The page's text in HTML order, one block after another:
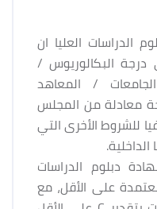
الدراسات العليا ان
درجة البكالوريوس /
/ المعاهد
معادلة من المجلس
للشروط الأخرى التي
دبلوم الدراسات
42 ساعة معتمدة على الأقل، مع